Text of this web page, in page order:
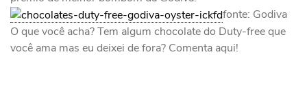
fonte: Godiva
O que você acha? Tem algum chocolate do Duty-free que
você ama mas eu deixei de fora? Comenta aqui!